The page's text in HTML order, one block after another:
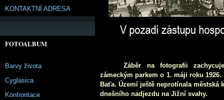
Záběr na fotografii
zámeckým parkem o 1. máji roku
Baťa. Území ještě neprotínala městská
dnešního nadjezdu na Jižní svahy.
KONTAKTNÍ ADRESA
FOTOALBUM
Barvy života
Cyglasica
Konfrontace